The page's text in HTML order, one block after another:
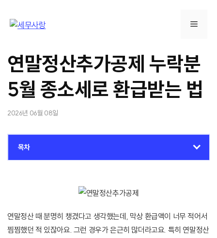
메
연말정산추가공제 누락분
5월 종소세로 환급받는 법
2026년 06월 08일
목차
연말정산 때 분명히 챙겼다고 생각했는데, 막상 환급액이 너무 적어서
찜찜했던 적 있잖아요. 그런 경우가 은근히 많더라고요. 특히 연말정산